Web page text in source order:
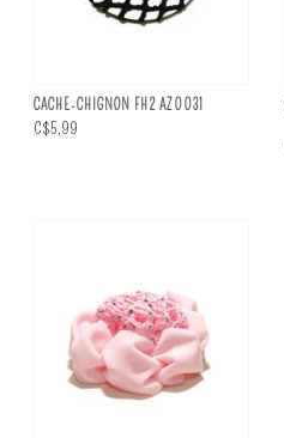
CACHE-CHIGNON FH2 AZ0031
C$5,99